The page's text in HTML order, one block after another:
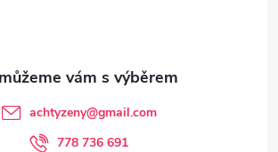
achtyzeny@gmail.com
778 736 691